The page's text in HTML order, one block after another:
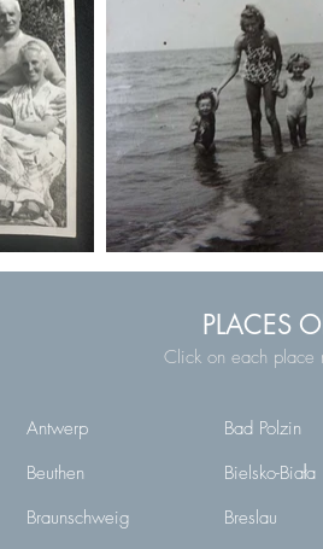
PLACES
Click on each place
Antwerp
Beuthen
Braunschweig
Bad Polzin
Bielsko-Biała
Breslau